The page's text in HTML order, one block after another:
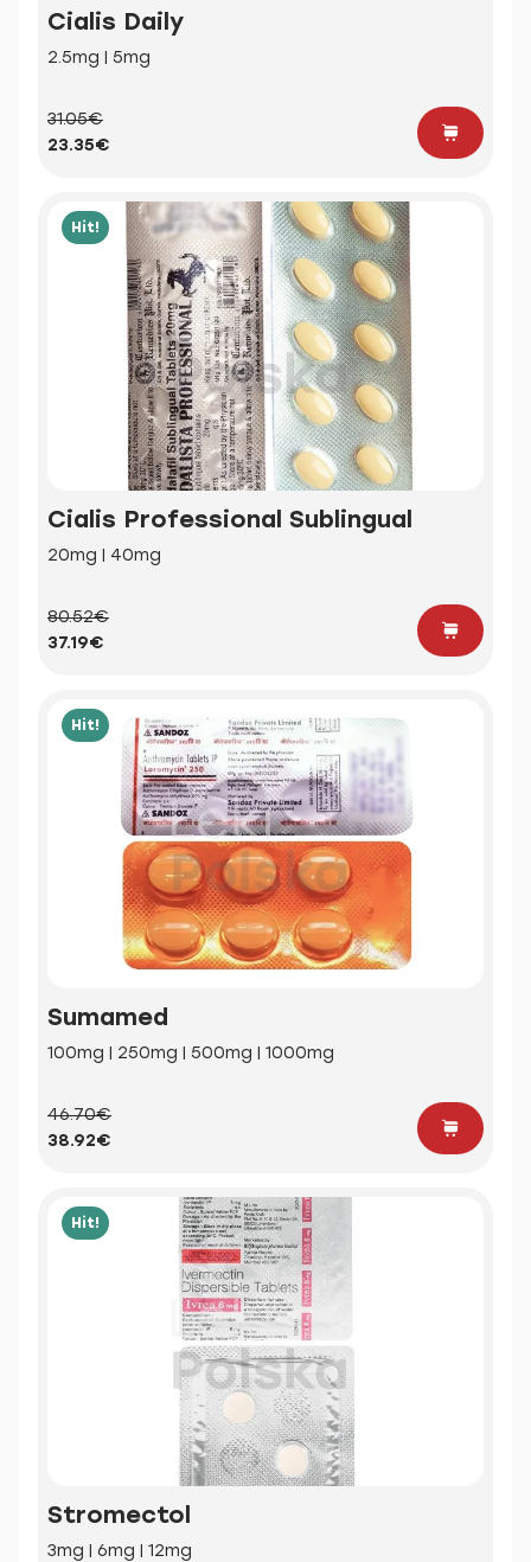
Cialis Daily
2.5mg | 5mg
31.05€
23.35€
Hit!
Cialis Professional Sublingual
20mg | 40mg
80.52€
37.19€
Hit!
Sumamed
100mg | 250mg | 500mg | 1000mg
46.70€
38.92€
Hit!
Stromectol
3mg | 6mg | 12mg